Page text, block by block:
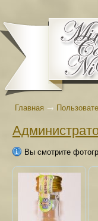
Главная →
Вы смотрите